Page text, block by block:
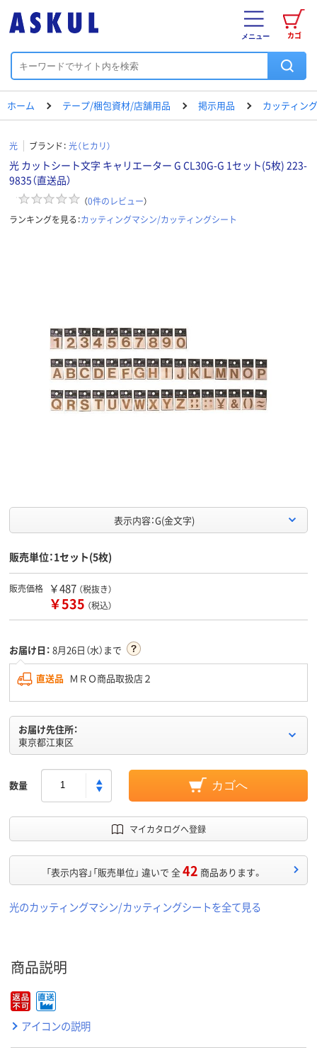
カゴ
メニュー
ホーム テープ/梱包資材/店舗用品 掲示用品 カッティン
光 ブランド： 光（ヒカリ）
光 カットシート文字 キャリエーター G CL30G-G 1セット(5枚) 223-
9835（直送品）
（0件のレビュー）
ランキングを見る：カッティングマシン/カッティングシート
表示内容：G(金文字)
販売単位：1セット(5枚)
販売価格 ￥487 （税抜き）
￥535 （税込）
お届け日： 8月26日（水）まで
直送品 ＭＲＯ商品取扱店２
お届け先住所：
東京都江東区
数量 カゴへ
マイカタログへ登録
「表示内容」「販売単位」 違いで 全42 商品あります。
光のカッティングマシン/カッティングシートを全て見る
商品説明
アイコンの説明